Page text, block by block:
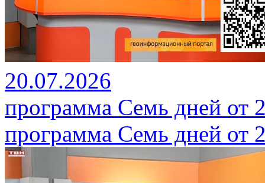
20.07.2026
программа Семь дней от
программа Семь дней от